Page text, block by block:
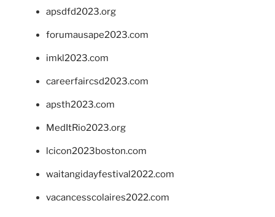
apsdfd2023.org
forumausape2023.com
imkl2023.com
careerfaircsd2023.com
apsth2023.com
MedItRio2023.org
lcicon2023boston.com
waitangidayfestival2022.com
vacancesscolaires2022.com